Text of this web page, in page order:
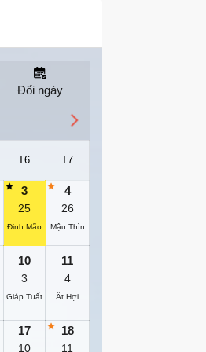
Đổi ngày
T6 T7
3
25
Đinh Mão
4
26
Mậu Thìn
10
3
Giáp Tuất
11
4
Ất Hợi
17
10
18
11